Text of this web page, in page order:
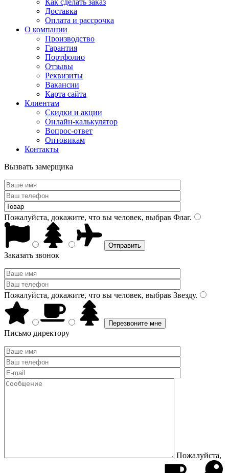
Как сделать заказ
Доставка
Оплата и рассрочка
О компании
Производство
Гарантия
Портфолио
Отзывы
Реквизиты
Вакансии
Карта сайта
Клиентам
Скидки и акции
Онлайн-калькулятор
Вопрос-ответ
Оптовикам
Контакты
Вызвать замерщика
Пожалуйста, докажите, что вы человек, выбрав Флаг.
Заказать звонок
Пожалуйста, докажите, что вы человек, выбрав Звезду.
Письмо директору
Пожалуйста,